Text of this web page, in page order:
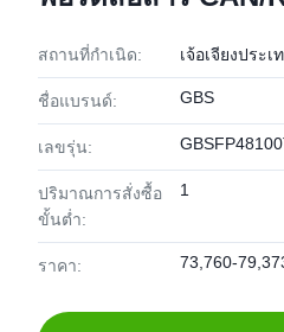
สถานที่กำเนิด: เจ้อเจียงประเ
ชื่อแบรนด์: GBS
เลขรุ่น:
ปริมาณการสั่งซื้อ
ขั้นต่ำ:
1
ราคา: 73,760-